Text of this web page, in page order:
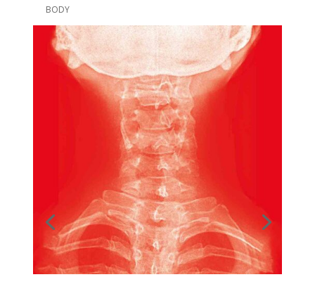
BODY